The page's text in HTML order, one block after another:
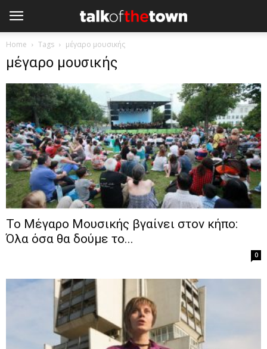
Home Tags μέγαρο μουσικής
μέγαρο μουσικής
To Mέγαρο Μουσικής βγαίνει στον κήπο:
Όλα όσα θα δούμε το...
0